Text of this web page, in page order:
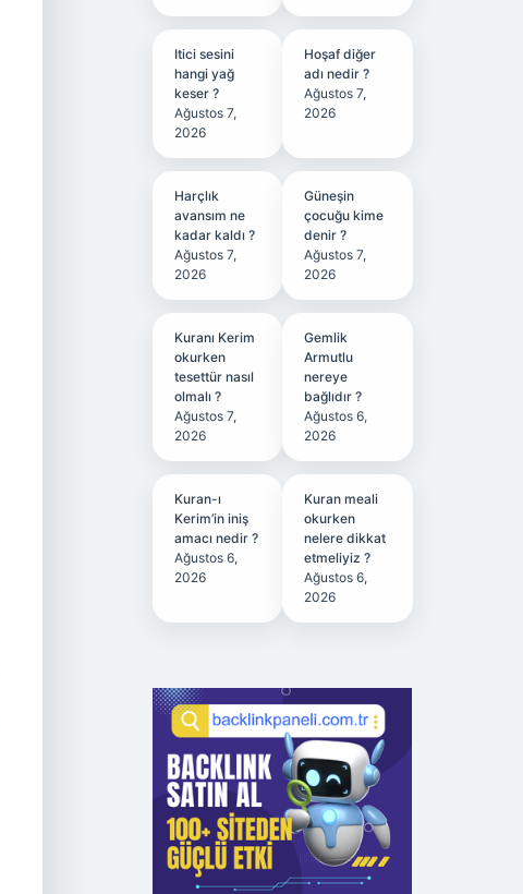
Itici sesini
hangi yağ
keser ?
Ağustos 7,
2026
Hoşaf diğer
adı nedir ?
Ağustos 7,
2026
Harçlık
avansım ne
kadar kaldı ?
Ağustos 7,
2026
Güneşin
çocuğu kime
denir ?
Ağustos 7,
2026
Kuranı Kerim
okurken
tesettür nasıl
olmalı ?
Ağustos 7,
2026
Gemlik
Armutlu
nereye
bağlıdır ?
Ağustos 6,
2026
Kuran-ı
Kerim’in iniş
amacı nedir ?
Ağustos 6,
2026
Kuran meali
okurken
nelere dikkat
etmeliyiz ?
Ağustos 6,
2026